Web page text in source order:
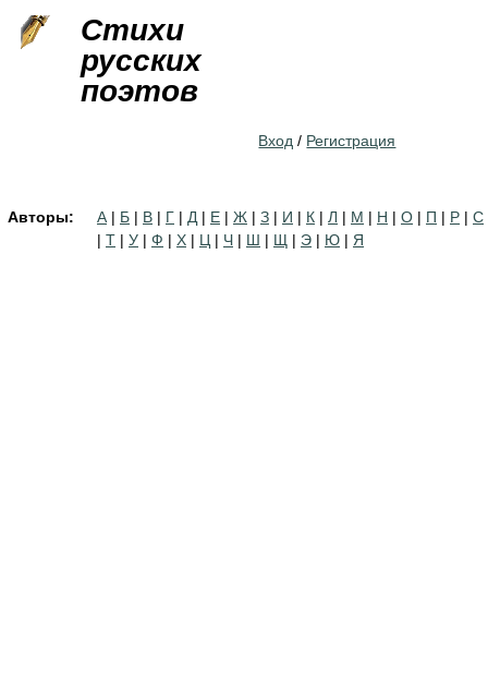
Стихи
русских
поэтов
Вход / Регистрация
Авторы: А | Б | В | Г | Д | Е | Ж | З | И | К | Л | М | Н | О | П | Р | С
| Т | У | Ф | Х | Ц | Ч | Ш | Щ | Э | Ю | Я